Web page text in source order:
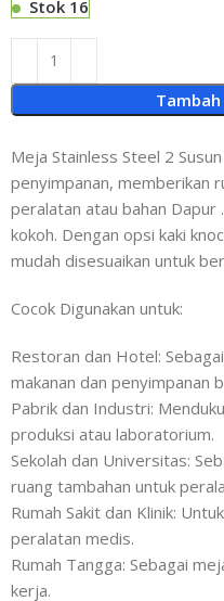
Stok 16
Meja Stainless Steel 2
penyimpanan, memberikan
peralatan atau bahan
kokoh. Dengan opsi kaki
mudah disesuaikan untuk
Cocok Digunakan untuk:
Restoran dan Hotel:
makanan dan penyimpanan
Pabrik dan Industri:
produksi atau laboratorium.
Sekolah dan Universitas:
ruang tambahan untuk
Rumah Sakit dan Klinik:
peralatan medis.
Rumah Tangga: Sebagai
kerja.